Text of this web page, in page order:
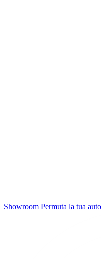
Showroom Permuta la tua auto